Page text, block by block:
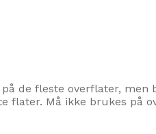
de fleste overflater,
flater. Må ikke brukes på